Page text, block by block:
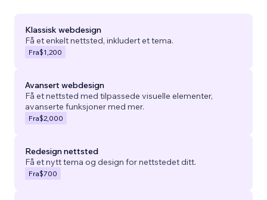
Klassisk webdesign
Få et enkelt nettsted, inkludert et tema.
Fra$1,200
Avansert webdesign
Få et nettsted med tilpassede visuelle elementer,
avanserte funksjoner med mer.
Fra$2,000
Redesign nettsted
Få et nytt tema og design for nettstedet ditt.
Fra$700